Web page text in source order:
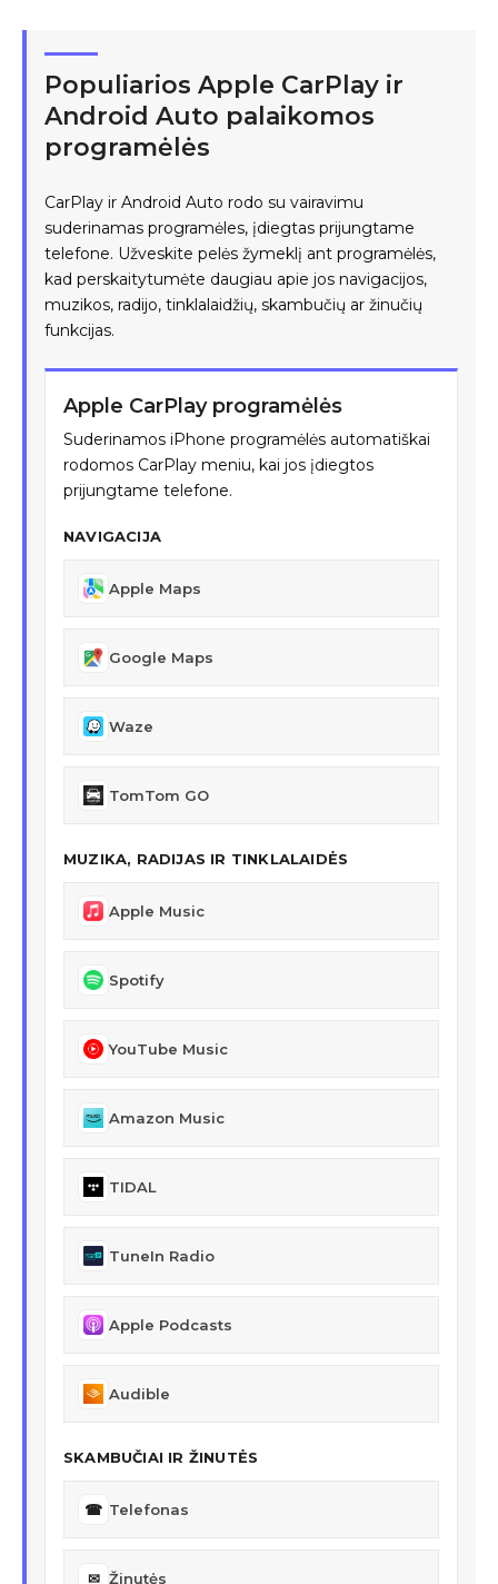
Populiarios Apple CarPlay ir
Android Auto palaikomos
programėlės
CarPlay ir Android Auto rodo su vairavimu
suderinamas programėles, įdiegtas prijungtame
telefone. Užveskite pelės žymeklį ant programėlės,
kad perskaitytumėte daugiau apie jos navigacijos,
muzikos, radijo, tinklalaidžių, skambučių ar žinučių
funkcijas.
Apple CarPlay programėlės
Suderinamos iPhone programėlės automatiškai
rodomos CarPlay meniu, kai jos įdiegtos
prijungtame telefone.
NAVIGACIJA
Apple Maps
Google Maps
Waze
TomTom GO
MUZIKA, RADIJAS IR TINKLALAIDĖS
Apple Music
Spotify
YouTube Music
Amazon Music
TIDAL
TuneIn Radio
Apple Podcasts
Audible
SKAMBUČIAI IR ŽINUTĖS
☎ Telefonas
✉ Žinutės